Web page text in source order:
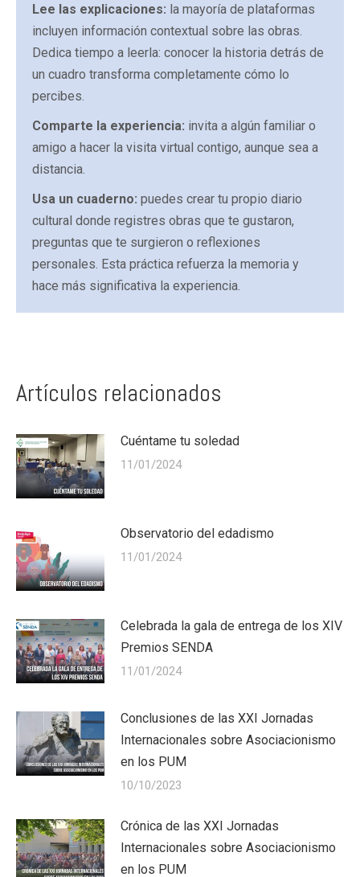
Lee las explicaciones: la mayoría de plataformas
incluyen información contextual sobre las obras.
Dedica tiempo a leerla: conocer la historia detrás de
un cuadro transforma completamente cómo lo
percibes.
Comparte la experiencia: invita a algún familiar o
amigo a hacer la visita virtual contigo, aunque sea a
distancia.
Usa un cuaderno: puedes crear tu propio diario
cultural donde registres obras que te gustaron,
preguntas que te surgieron o reflexiones
personales. Esta práctica refuerza la memoria y
hace más significativa la experiencia.
Artículos relacionados
Cuéntame tu soledad
11/01/2024
Observatorio del edadismo
11/01/2024
Celebrada la gala de entrega de los XIV
Premios SENDA
11/01/2024
Conclusiones de las XXI Jornadas
Internacionales sobre Asociacionismo
en los PUM
10/10/2023
Crónica de las XXI Jornadas
Internacionales sobre Asociacionismo
en los PUM